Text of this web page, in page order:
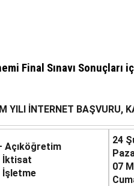
Final Sınavı Sonuçları
YILI İNTERNET BAŞVURU,
Açıköğretim
İktisat
İşletme
24
07